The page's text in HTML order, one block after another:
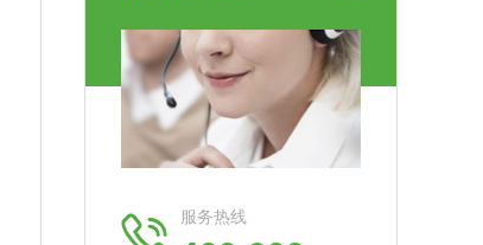
服务热线